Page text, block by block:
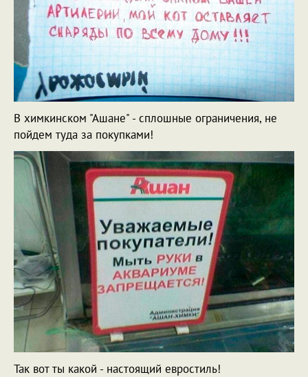
В химкинском "Ашане" - сплошные ограничения, не
пойдем туда за покупками!
Так вот ты какой - настоящий евростиль!